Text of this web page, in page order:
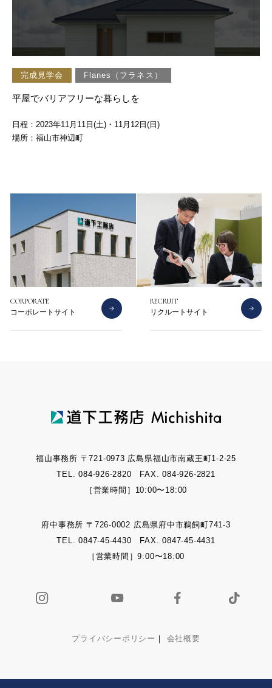
完成見学会 Flanes（フラネス）
平屋でバリアフリーな暮らしを
日程：2023年11月11日(土)・11月12日(日)
場所：福山市神辺町
CORPORATE
コーポレートサイト
RECRUIT
リクルートサイト
福山事務所 〒721-0973 広島県福山市南蔵王町1-2-25
TEL. 084-926-2820 FAX. 084-926-2821
［営業時間］10:00〜18:00
府中事務所 〒726-0002 広島県府中市鵜飼町741-3
TEL. 0847-45-4430 FAX. 0847-45-4431
［営業時間］9:00〜18:00
プライバシーポリシー ｜ 会社概要